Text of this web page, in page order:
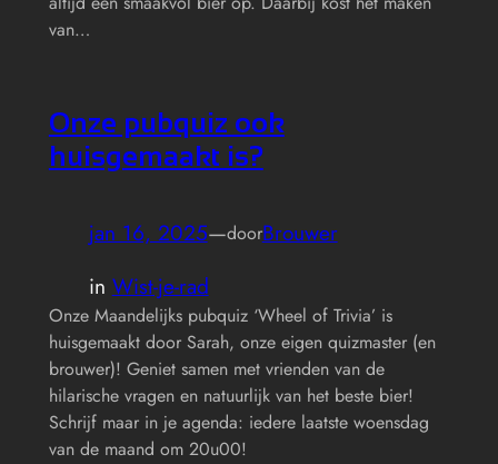
van…
Onze pubquiz ook
huisgemaakt is?
jan 16, 2025—doorBrouwer
in Wist-je-rad
Onze Maandelijks pubquiz ‘Wheel of Trivia’ is
huisgemaakt door Sarah, onze eigen quizmaster (en
brouwer)! Geniet samen met vrienden van de
hilarische vragen en natuurlijk van het beste bier!
Schrijf maar in je agenda: iedere laatste woensdag
van de maand om 20u00!